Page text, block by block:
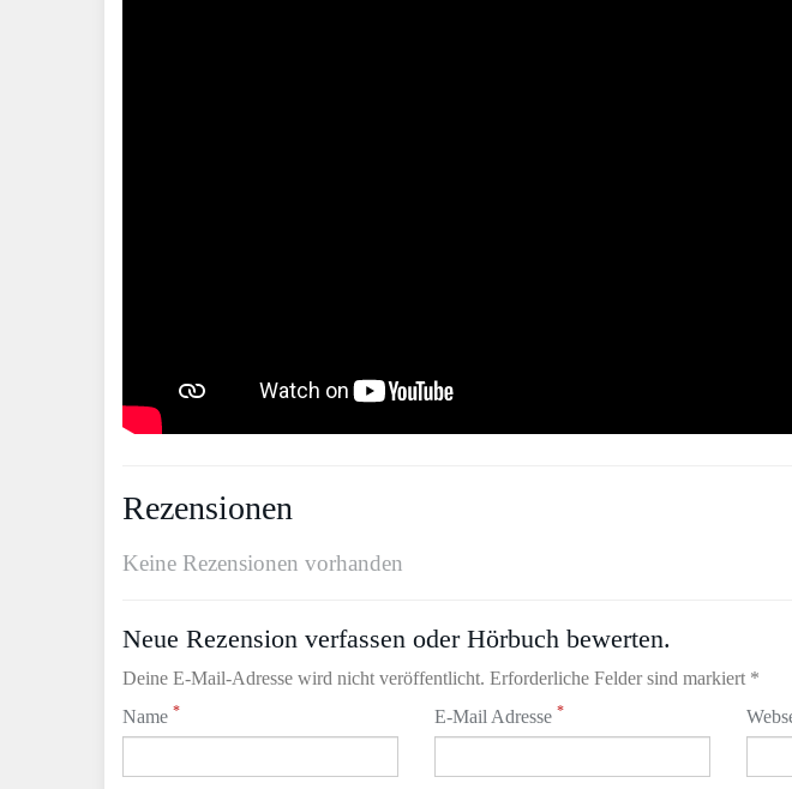
Rezensionen
Keine Rezensionen vorhanden
Neue Rezension verfassen oder Hörbuch bewerten.
Deine E-Mail-Adresse wird nicht veröffentlicht. Erforderliche Felder sind markiert *
Name * E-Mail Adresse *